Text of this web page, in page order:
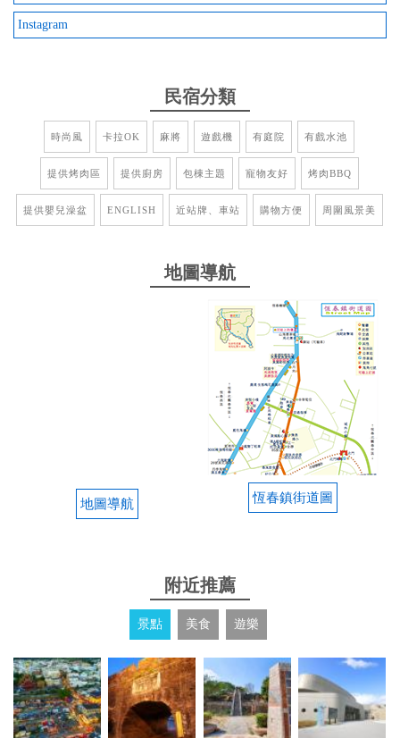
2025-08-31 17:47:35
設備齊全，想要煮飯、烤肉、打麻將、唱歌、玩遊戲
機、看影片都可以，乾淨舒服，管家非常熱情親切，
有，就聚在民宿同樂。雖然中間突發設備問題，不過
都有非常積極快速過來處理，經過協調後老闆娘也很
阿薩力，沒有壞了我們一團的興，難怪所有人都是一
2025-08-15 23:18:32
管家服務真是棒 早早來開好涼涼的冷氣迎接我們 小
朋友在泳池玩的很開心 遊戲室也很多不同的玩具 非
from google
2025-06-03 12:06:24
老闆娘美麗親切 管家貼心親切、服務超好 民宿設備
全都高檔，cp值超高 絕對會再訪
Instagram
民宿分類
時尚風 卡拉OK 麻將 遊戲機 有庭院 有戲水池
提供烤肉區 提供廚房 包棟主題 寵物友好 烤肉BBQ
提供嬰兒澡盆 ENGLISH 近站牌、車站 購物方便 周圍風景美
地圖導航
地圖導航 恆春鎮街道圖
附近推薦
景點 美食 遊樂